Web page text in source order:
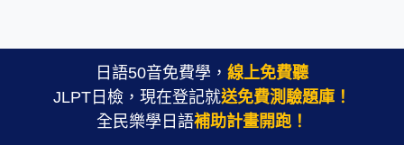
日語50音免費學， 線上免費聽
JLPT日檢，現在登記就送免費測驗題庫！
全民樂學日語補助計畫開跑！